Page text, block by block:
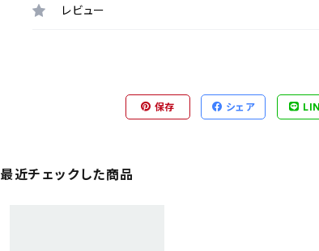
レビュー
保存 シェア
最近チェックした商品